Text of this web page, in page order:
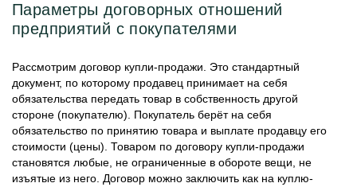
Параметры договорных отношений
предприятий с покупателями
Рассмотрим договор купли-продажи. Это стандартный
документ, по которому продавец принимает на себя
обязательства передать товар в собственность другой
стороне (покупателю). Покупатель берёт на себя
обязательство по принятию товара и выплате продавцу его
стоимости (цены). Товаром по договору купли-продажи
становятся любые, не ограниченные в обороте вещи, не
изъятые из него. Договор можно заключить как на куплю-